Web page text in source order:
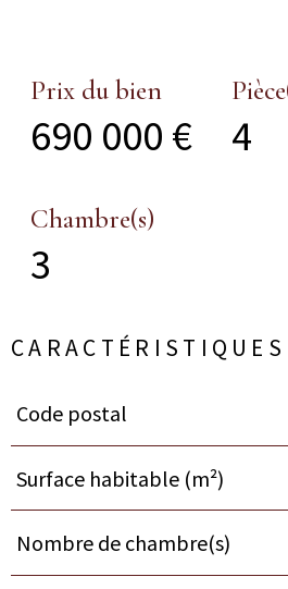
Prix du bien
690 000 € 4
Chambre(s)
3
Caractéristiques
Code postal
Surface habitable (m²)
Nombre de chambre(s)